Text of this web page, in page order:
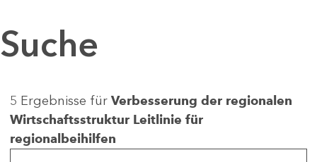
Suche
5 Ergebnisse für Verbesserung der regionalen
Wirtschaftsstruktur Leitlinie für
regionalbeihilfen